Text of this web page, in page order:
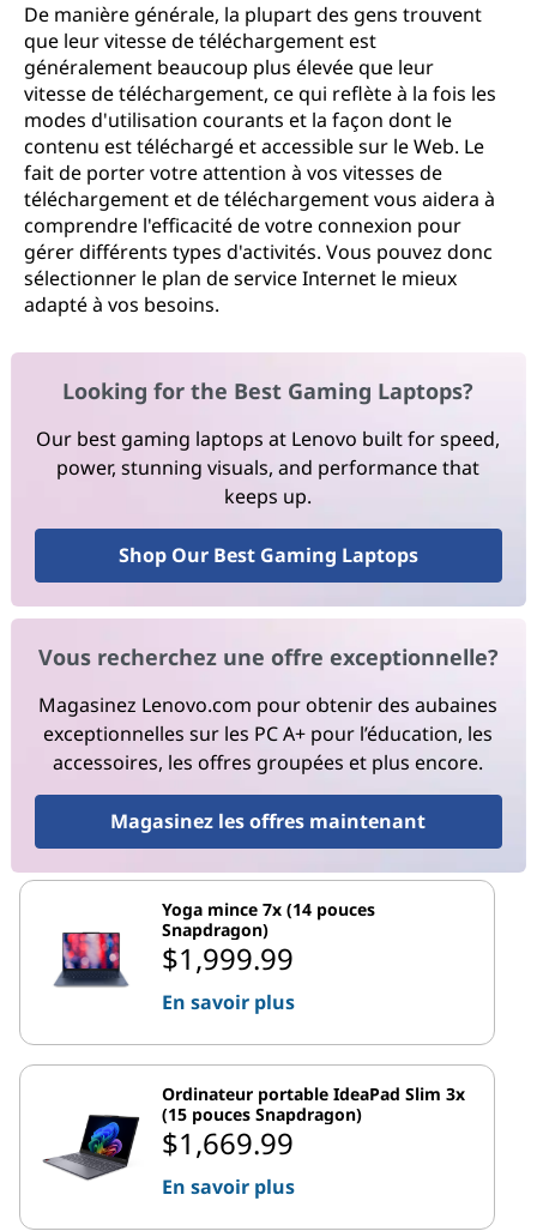
De manière générale, la plupart des gens trouvent
que leur vitesse de téléchargement est
généralement beaucoup plus élevée que leur
vitesse de téléchargement, ce qui reflète à la fois les
modes d'utilisation courants et la façon dont le
contenu est téléchargé et accessible sur le Web. Le
fait de porter votre attention à vos vitesses de
téléchargement et de téléchargement vous aidera à
comprendre l'efficacité de votre connexion pour
gérer différents types d'activités. Vous pouvez donc
sélectionner le plan de service Internet le mieux
adapté à vos besoins.
Looking for the Best Gaming Laptops?
Our best gaming laptops at Lenovo built for speed,
power, stunning visuals, and performance that
keeps up.
Shop Our Best Gaming Laptops
Vous recherchez une offre exceptionnelle?
Magasinez Lenovo.com pour obtenir des aubaines
exceptionnelles sur les PC A+ pour l’éducation, les
accessoires, les offres groupées et plus encore.
Magasinez les offres maintenant
Yoga mince 7x (14 pouces
Snapdragon)
$1,999.99
En savoir plus
Ordinateur portable IdeaPad Slim 3x
(15 pouces Snapdragon)
$1,669.99
En savoir plus